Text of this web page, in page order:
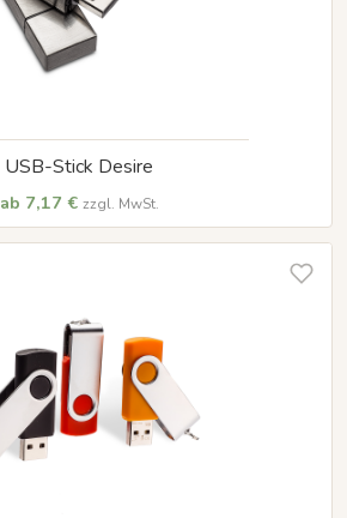
USB-Stick Desire
ab 7,17 € zzgl. MwSt.